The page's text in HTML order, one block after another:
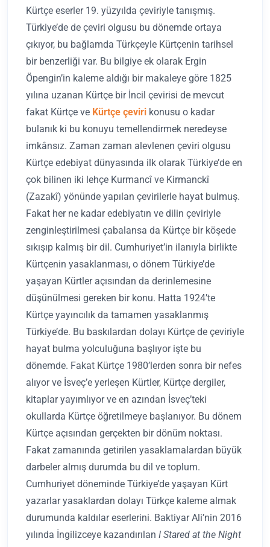
Kürtçe eserler 19. yüzyılda çeviriyle tanışmış.
Türkiye’de de çeviri olgusu bu dönemde ortaya
çıkıyor, bu bağlamda Türkçeyle Kürtçenin tarihsel
bir benzerliği var. Bu bilgiye ek olarak Ergin
Öpengin’in kaleme aldığı bir makaleye göre 1825
yılına uzanan Kürtçe bir İncil çevirisi de mevcut
fakat Kürtçe ve Kürtçe çeviri konusu o kadar
bulanık ki bu konuyu temellendirmek neredeyse
imkânsız. Zaman zaman alevlenen çeviri olgusu
Kürtçe edebiyat dünyasında ilk olarak Türkiye’de en
çok bilinen iki lehçe Kurmancî ve Kirmanckî
(Zazakî) yönünde yapılan çevirilerle hayat bulmuş.
Fakat her ne kadar edebiyatın ve dilin çeviriyle
zenginleştirilmesi çabalansa da Kürtçe bir köşede
sıkışıp kalmış bir dil. Cumhuriyet’in ilanıyla birlikte
Kürtçenin yasaklanması, o dönem Türkiye’de
yaşayan Kürtler açısından da derinlemesine
düşünülmesi gereken bir konu. Hatta 1924’te
Kürtçe yayıncılık da tamamen yasaklanmış
Türkiye’de. Bu baskılardan dolayı Kürtçe de çeviriyle
hayat bulma yolculuğuna başlıyor işte bu
dönemde. Fakat Kürtçe 1980’lerden sonra bir nefes
alıyor ve İsveç’e yerleşen Kürtler, Kürtçe dergiler,
kitaplar yayımlıyor ve en azından İsveç’teki
okullarda Kürtçe öğretilmeye başlanıyor. Bu dönem
Kürtçe açısından gerçekten bir dönüm noktası.
Fakat zamanında getirilen yasaklamalardan büyük
darbeler almış durumda bu dil ve toplum.
Cumhuriyet döneminde Türkiye’de yaşayan Kürt
yazarlar yasaklardan dolayı Türkçe kaleme almak
durumunda kaldılar eserlerini. Baktiyar Ali’nin 2016
yılında İngilizceye kazandırılan I Stared at the Night